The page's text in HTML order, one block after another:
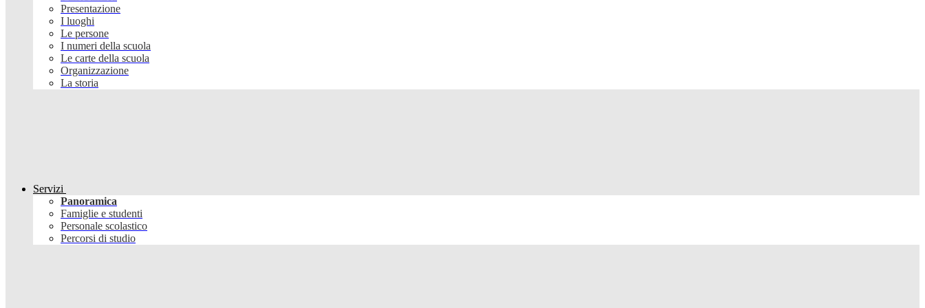
Presentazione
I luoghi
Le persone
I numeri della scuola
Le carte della scuola
Organizzazione
La storia
Servizi
Panoramica
Famiglie e studenti
Personale scolastico
Percorsi di studio